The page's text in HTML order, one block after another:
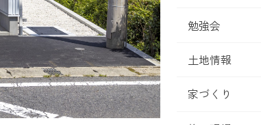
勉強会
土地情報
家づくり